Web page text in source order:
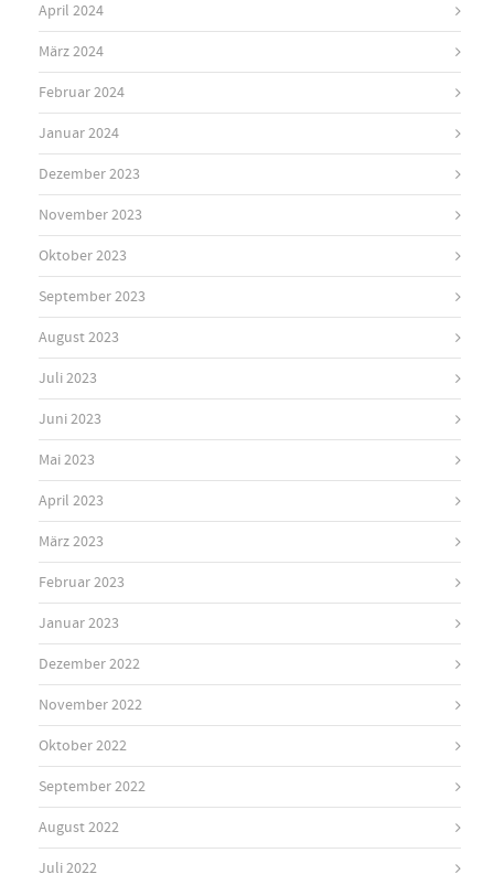
April 2024
März 2024
Februar 2024
Januar 2024
Dezember 2023
November 2023
Oktober 2023
September 2023
August 2023
Juli 2023
Juni 2023
Mai 2023
April 2023
März 2023
Februar 2023
Januar 2023
Dezember 2022
November 2022
Oktober 2022
September 2022
August 2022
Juli 2022